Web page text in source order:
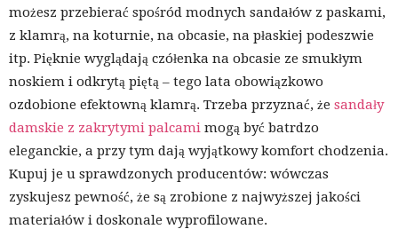
możesz przebierać spośród modnych sandałów z paskami,
z klamrą, na koturnie, na obcasie, na płaskiej podeszwie
itp. Pięknie wyglądają czółenka na obcasie ze smukłym
noskiem i odkrytą piętą – tego lata obowiązkowo
ozdobione efektowną klamrą. Trzeba przyznać, że sandały
damskie z zakrytymi palcami mogą być batrdzo
eleganckie, a przy tym dają wyjątkowy komfort chodzenia.
Kupuj je u sprawdzonych producentów: wówczas
zyskujesz pewność, że są zrobione z najwyższej jakości
materiałów i doskonale wyprofilowane.